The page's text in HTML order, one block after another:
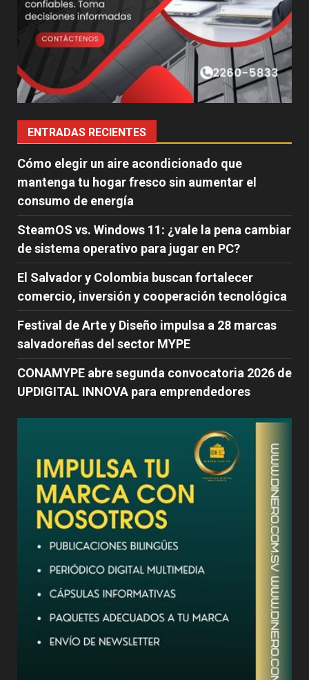
ENTRADAS RECIENTES
Cómo elegir un aire acondicionado que
mantenga tu hogar fresco sin aumentar el
consumo de energía
SteamOS vs. Windows 11: ¿vale la pena cambiar
de sistema operativo para jugar en PC?
El Salvador y Colombia buscan fortalecer
comercio, inversión y cooperación tecnológica
Festival de Arte y Diseño impulsa a 28 marcas
salvadoreñas del sector MYPE
CONAMYPE abre segunda convocatoria 2026 de
UPDIGITAL INNOVA para emprendedores